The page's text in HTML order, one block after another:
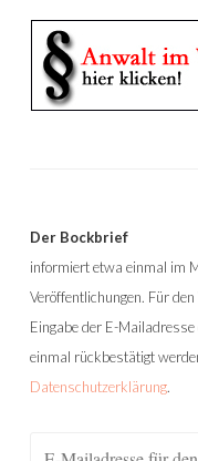
Der Bockbrief
informiert etwa einmal im
Veröffentlichungen. Für
Eingabe der E-
einmal rückbestätigt
Datenschutzerklärung.